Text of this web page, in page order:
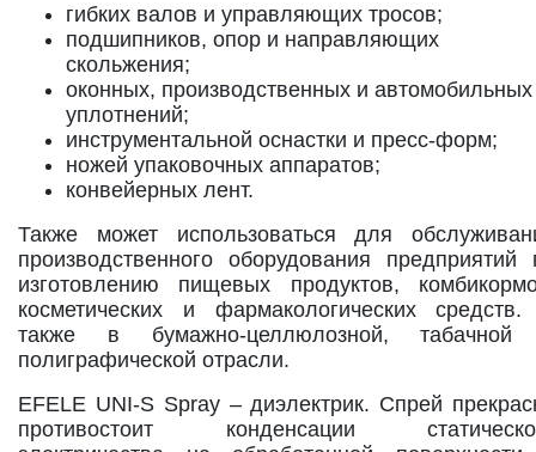
гибких валов и управляющих тросов;
подшипников, опор и направляющих
скольжения;
оконных, производственных и автомобильных
уплотнений;
инструментальной оснастки и пресс-форм;
ножей упаковочных аппаратов;
конвейерных лент.
Также может использоваться для
производственного оборудования предприятий
изготовлению пищевых продуктов,
косметических и фармакологических
также в бумажно-целлюлозной,
полиграфической отрасли.
EFELE UNI-S Spray – диэлектрик. Спрей
противостоит конденсации